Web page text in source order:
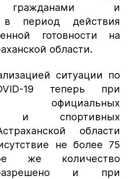
гражданами и
в период действия
готовности на
области.
ситуации по
19 теперь при
официальных
и спортивных
области
не более 75
же количество
и при